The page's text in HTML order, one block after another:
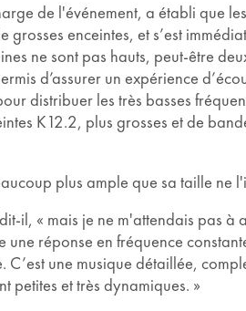
de l'événement, a établi que
enceintes, et s’est
ne sont pas hauts, peut-être
d’assurer un expérience
distribuer les très basses
K12.2, plus grosses et de
plus ample que sa taille ne
il, « mais je ne m'attendais pas
réponse en fréquence
une musique détaillée,
petites et très dynamiques. »